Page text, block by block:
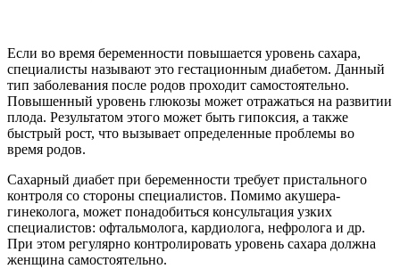
Если во время беременности повышается уровень сахара,
специалисты называют это гестационным диабетом. Данный
тип заболевания после родов проходит самостоятельно.
Повышенный уровень глюкозы может отражаться на развитии
плода. Результатом этого может быть гипоксия, а также
быстрый рост, что вызывает определенные проблемы во
время родов.
Сахарный диабет при беременности требует пристального
контроля со стороны специалистов. Помимо акушера-
гинеколога, может понадобиться консультация узких
специалистов: офтальмолога, кардиолога, нефролога и др.
При этом регулярно контролировать уровень сахара должна
женщина самостоятельно.